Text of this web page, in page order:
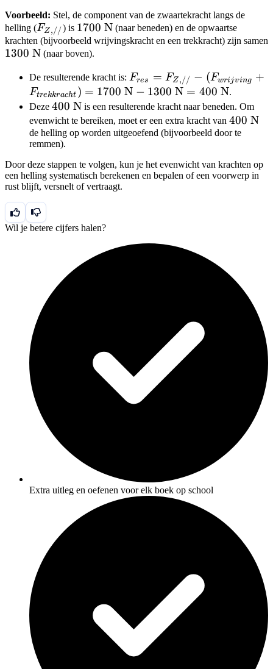
Voorbeeld: Stel, de component van de zwaartekracht langs de
helling (F_{Z,//}
FZ ,//) is 1700
\text{
N}
1700 N (naar beneden) en de opwaartse
krachten (bijvoorbeeld wrijvingskracht en een trekkracht) zijn samen
1300
1300 N (naar boven).
De resulterende kracht is: F_{res} =
F_{Z,//} -
(F_{wrijving}
+
F_{trekkracht})
N} - 1300
\text{ N} =
Fres = FZ ,// − (Fwrijving +
Ftrekkracht ) = 1700 N − 1300 N = 400 N.
Deze 400
\text{
N}
400 N is een resulterende kracht naar beneden. Om
evenwicht te bereiken, moet er een extra kracht van 400
\text{
400 N
de helling op worden uitgeoefend (bijvoorbeeld door te
remmen).
Door deze stappen te volgen, kun je het evenwicht van krachten op
een helling systematisch berekenen en bepalen of een voorwerp in
rust blijft, versnelt of vertraagt.
Wil je betere cijfers halen?
Extra uitleg en oefenen voor elk boek op school